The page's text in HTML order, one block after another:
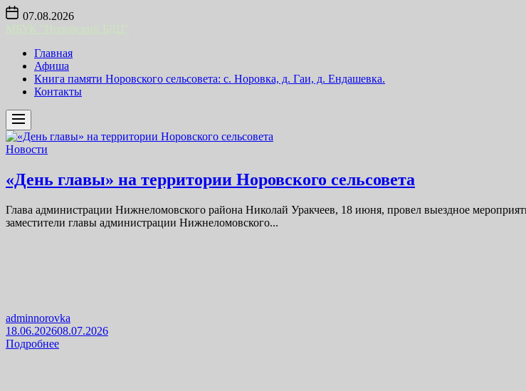
Skip
content
07.08.2026
Главная
Афиша
Книга памяти Норовского сельсовета: с. Норовка, д. Гаи, д. Ендашевка.
Контакты
Новости
«День главы» на территории Норовского сельсовета
Глава администрации Нижнеломовского района Николай Уракчеев, 18 июня, провел выездное
заместители главы администрации Нижнеломовского...
adminnorovka
18.06.202608.07.2026
Подробнее